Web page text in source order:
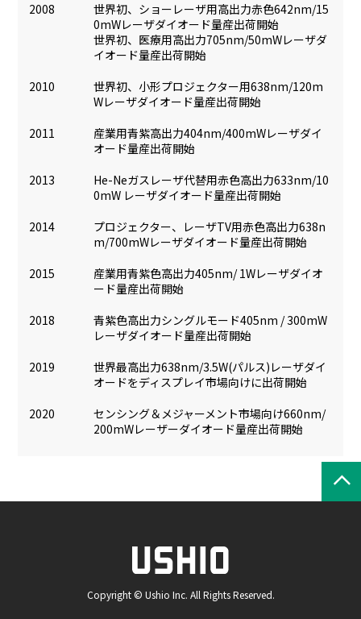
2008
世界初、ショーレーザ用高出力赤色642nm/15
0mWレーザダイオード量産出荷開始
世界初、医療用高出力705nm/50mWレーザダ
イオード量産出荷開始
2010
世界初、小形プロジェクター用638nm/120m
Wレーザダイオード量産出荷開始
2011
産業用青紫高出力404nm/400mWレーザダイ
オード量産出荷開始
2013
He-Neガスレーザ代替用赤色高出力633nm/10
0mW レーザダイオード量産出荷開始
2014
プロジェクター、レーザTV用赤色高出力638n
m/700mWレーザダイオード量産出荷開始
2015
産業用青紫色高出力405nm/ 1Wレーザダイオ
ード量産出荷開始
2018
青紫色高出力シングルモード405nm / 300mW
レーザダイオード量産出荷開始
2019
世界最高出力638nm/3.5W(パルス)レーザダイ
オードをディスプレイ市場向けに出荷開始
2020
センシング＆メジャーメント市場向け660nm/
200mWレーザーダイオード量産出荷開始
Copyright © Ushio Inc. All Rights Reserved.